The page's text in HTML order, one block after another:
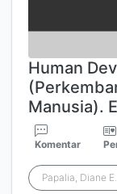
Human
Manusia).
Komentar
Papalia, Diane E.